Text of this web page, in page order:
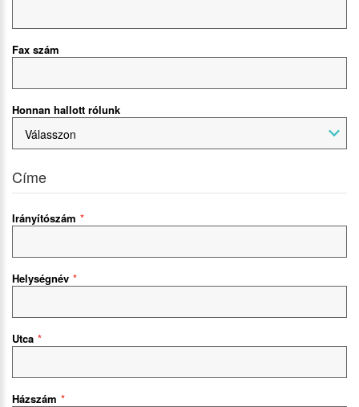
Fax szám
Honnan hallott rólunk
Válasszon
Címe
Irányítószám
Helységnév
Utca
Házszám